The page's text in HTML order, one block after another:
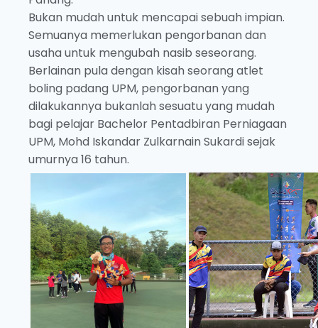
Bukan mudah untuk mencapai sebuah impian.
Semuanya memerlukan pengorbanan dan
usaha untuk mengubah nasib seseorang.
Berlainan pula dengan kisah seorang atlet
boling padang UPM, pengorbanan yang
dilakukannya bukanlah sesuatu yang mudah
bagi pelajar Bachelor Pentadbiran Perniagaan
UPM, Mohd Iskandar Zulkarnain Sukardi sejak
umurnya 16 tahun.